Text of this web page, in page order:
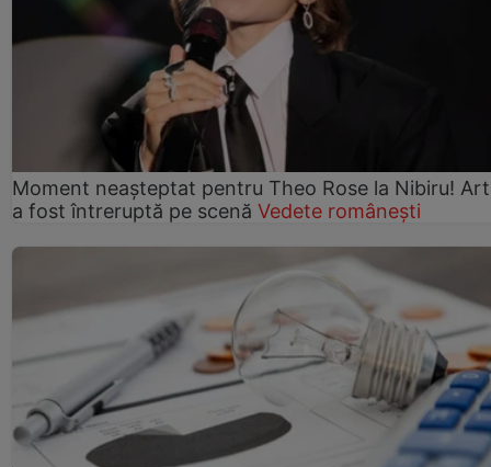
Moment neașteptat pentru Theo Rose la Nibiru!
a fost întreruptă pe scenă Vedete românești